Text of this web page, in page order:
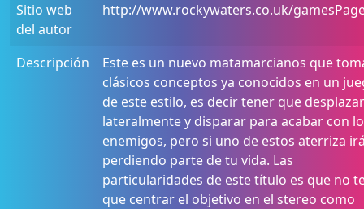
Sitio web
del autor
http://www.rockywaters.co.uk/
Descripción
Este es un nuevo matamarcianos que
clásicos conceptos ya conocidos en un
de este estilo, es decir tener que
lateralmente y disparar para acabar con
enemigos, pero si uno de estos aterriza
perdiendo parte de tu vida. Las
particularidades de este título es que no
que centrar el objetivo en el stereo como